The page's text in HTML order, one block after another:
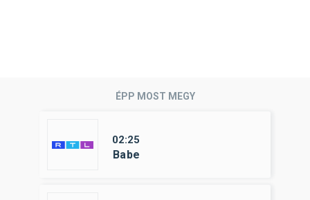
ÉPP MOST MEGY
02:25
Babe